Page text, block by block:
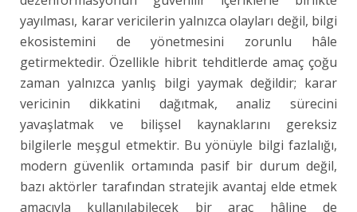
yayılması, karar vericilerin yalnızca olayları değil, bilgi
ekosistemini de yönetmesini zorunlu hâle
getirmektedir. Özellikle hibrit tehditlerde amaç çoğu
zaman yalnızca yanlış bilgi yaymak değildir; karar
vericinin dikkatini dağıtmak, analiz sürecini
yavaşlatmak ve bilişsel kaynaklarını gereksiz
bilgilerle meşgul etmektir. Bu yönüyle bilgi fazlalığı,
modern güvenlik ortamında pasif bir durum değil,
bazı aktörler tarafından stratejik avantaj elde etmek
amacıyla kullanılabilecek bir araç hâline de